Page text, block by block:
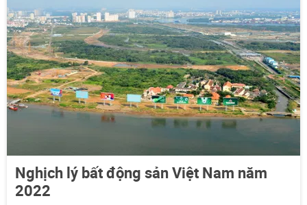
Nghịch lý bất động sản Việt Nam năm
2022